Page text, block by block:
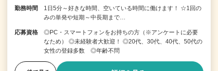
勤務時間
1日5分～好きな時間、空いている時間に働けます！ ☆1回の
みの単発や短期～中長期まで…
応募資格
◎PC・スマートフォンをお持ちの方（※アンケートに必要
なため） ◎未経験者大歓迎！ ◎20代、30代、40代、50代の
女性の登録多数 ◎年齢不問